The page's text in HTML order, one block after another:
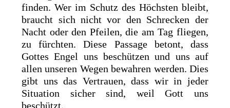
finden. Wer im Schutz des Höchsten bleibt,
braucht sich nicht vor den Schrecken der
Nacht oder den Pfeilen, die am Tag fliegen,
zu fürchten. Diese Passage betont, dass
Gottes Engel uns beschützen und uns auf
allen unseren Wegen bewahren werden. Dies
gibt uns das Vertrauen, dass wir in jeder
Situation sicher sind, weil Gott uns
beschützt.